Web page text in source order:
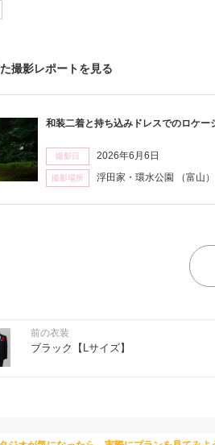
撮影レポートを見る
和装二着と持ち込みドレスでのロケー
撮影日 2026年6月6日
撮影場所 浮田家・環水公園 （富山）
前の衣装
ブラック【Lサイズ】